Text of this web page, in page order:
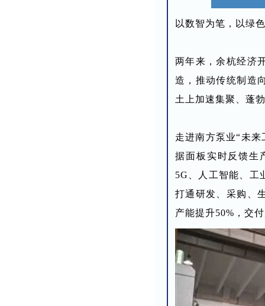
以数智为笔，以绿
两年来，余杭经济
造，推动传统制造
土上加速集聚、蓬
走进南方泵业“未
据面板实时反馈生
5G、人工智能、工
打通研发、采购、
产能提升50%，交